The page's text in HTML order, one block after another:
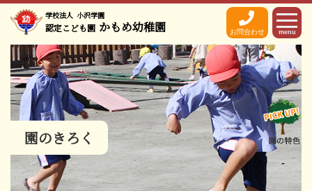
学校法人 小沢学園
認定こども園 かもめ幼稚園 お問合わせ menu
園のきろく